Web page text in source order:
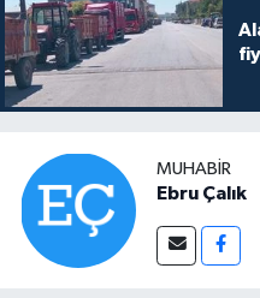
MUHABIR
Ebru Çalık